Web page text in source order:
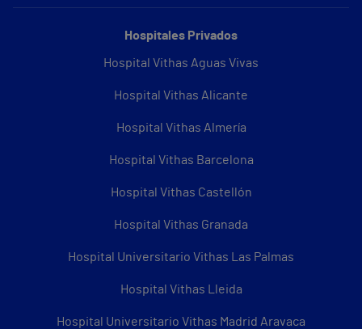
Hospitales Privados
Hospital Vithas Aguas Vivas
Hospital Vithas Alicante
Hospital Vithas Almería
Hospital Vithas Barcelona
Hospital Vithas Castellón
Hospital Vithas Granada
Hospital Universitario Vithas Las Palmas
Hospital Vithas Lleida
Hospital Universitario Vithas Madrid Aravaca